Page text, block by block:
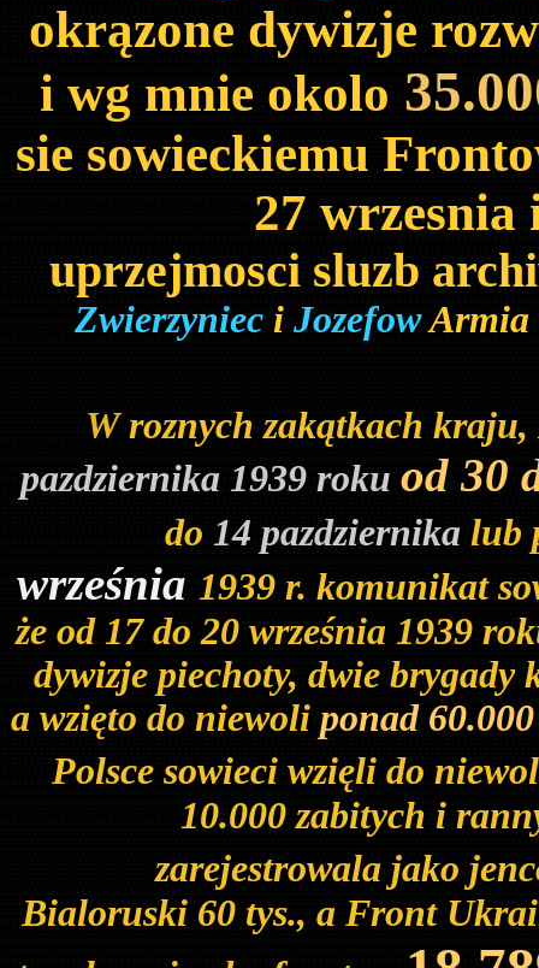
okrązone dywizje
i wg mnie okolo
sie sowieckiemu
27 wrzesnia
uprzejmosci sluzb
Zwierzyniec i JozefowArmia
Wroznych zakątkach
pazdziernika 1939 roku od 30
do 14 pazdziernika lub
września 1939 r. komunikat
że od 17 do 20 września 1939
dywizje piechoty, dwie
a wzięto do niewoli ponad 60.000
Polsce sowieci wzięli do
10.000 zabitych i
zarejestrowala jako
Bialoruski 60 tys., a Front